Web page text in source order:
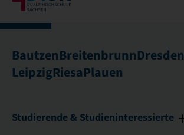
BautzenBreitenbrunnDresden
LeipzigRiesaPlauen
Studierende & Studieninteressierte